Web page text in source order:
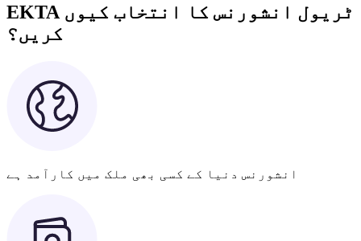
EKTA ٹریول انشورنس کا انتخاب کیوں
کریں؟
انشورنس دنیا کے کسی بھی ملک میں کارآمد ہے